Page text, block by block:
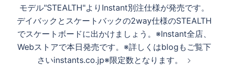
シ
ョ
ン
モデル"STEALTH"よりInstant別注仕様が発売です。
デイバックとスケートバックの2way仕様のSTEALTH
でスケートボードに出かけましょう。※Instant全店、
Webストアで本日発売です。※詳しくはblogもご覧下
さいinstants.co.jp※限定数となります。